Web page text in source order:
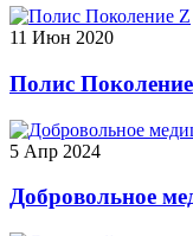
11 Июн 2020
Полис
5 Апр 2024
Добровольное